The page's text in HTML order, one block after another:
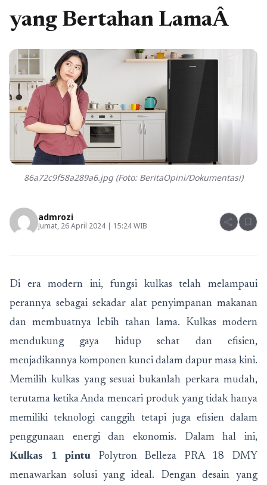
yang Bertahan LamaÂ
86a72c9f58a289a6.jpg (Foto: BeritaOpini/Dokumentasi)
admrozi
Jumat, 26 April 2024 | 15:24 WIB share bookmark
Di era modern ini, fungsi kulkas telah melampaui
perannya sebagai sekadar alat penyimpanan makanan
dan membuatnya lebih tahan lama. Kulkas modern
mendukung gaya hidup sehat dan efisien,
menjadikannya komponen kunci dalam dapur masa kini.
Memilih kulkas yang sesuai bukanlah perkara mudah,
terutama ketika Anda mencari produk yang tidak hanya
memiliki teknologi canggih tetapi juga efisien dalam
penggunaan energi dan ekonomis. Dalam hal ini,
Kulkas 1 pintuPolytron Belleza PRA 18 DMY
menawarkan solusi yang ideal. Dengan desain yang